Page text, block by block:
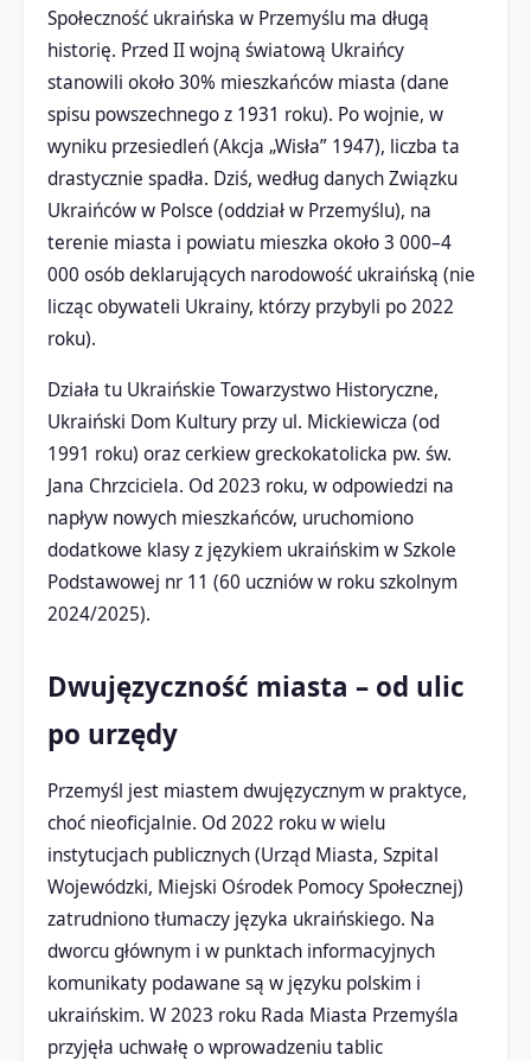
Społeczność ukraińska w Przemyślu ma długą
historię. Przed II wojną światową Ukraińcy
stanowili około 30% mieszkańców miasta (dane
spisu powszechnego z 1931 roku). Po wojnie, w
wyniku przesiedleń (Akcja „Wisła” 1947), liczba ta
drastycznie spadła. Dziś, według danych Związku
Ukraińców w Polsce (oddział w Przemyślu), na
terenie miasta i powiatu mieszka około 3 000–4
000 osób deklarujących narodowość ukraińską (nie
licząc obywateli Ukrainy, którzy przybyli po 2022
roku).
Działa tu Ukraińskie Towarzystwo Historyczne,
Ukraiński Dom Kultury przy ul. Mickiewicza (od
1991 roku) oraz cerkiew greckokatolicka pw. św.
Jana Chrzciciela. Od 2023 roku, w odpowiedzi na
napływ nowych mieszkańców, uruchomiono
dodatkowe klasy z językiem ukraińskim w Szkole
Podstawowej nr 11 (60 uczniów w roku szkolnym
2024/2025).
Dwujęzyczność miasta – od ulic
po urzędy
Przemyśl jest miastem dwujęzycznym w praktyce,
choć nieoficjalnie. Od 2022 roku w wielu
instytucjach publicznych (Urząd Miasta, Szpital
Wojewódzki, Miejski Ośrodek Pomocy Społecznej)
zatrudniono tłumaczy języka ukraińskiego. Na
dworcu głównym i w punktach informacyjnych
komunikaty podawane są w języku polskim i
ukraińskim. W 2023 roku Rada Miasta Przemyśla
przyjęła uchwałę o wprowadzeniu tablic